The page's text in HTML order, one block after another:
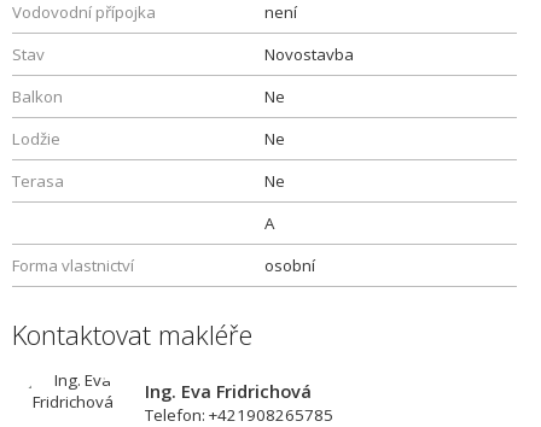
Vodovodní přípojka
není
Stav
Novostavba
Balkon
Ne
Lodžie
Ne
Terasa
Ne
A
Forma vlastnictví
osobní
Kontaktovat makléře
Ing. Eva Fridrichová
Telefon: +421908265785